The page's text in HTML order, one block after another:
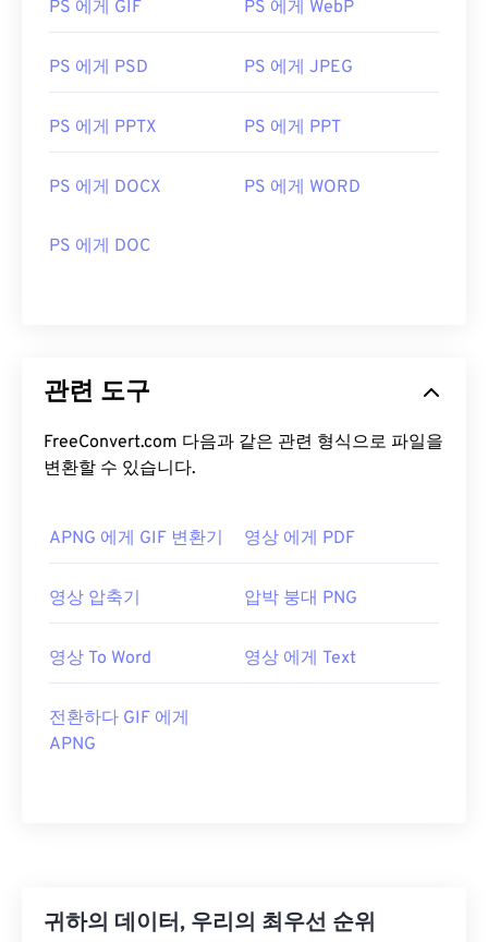
PS 에게 GIF PS 에게 WebP
PS 에게 PSD PS 에게 JPEG
PS 에게 PPTX PS 에게 PPT
PS 에게 DOCX PS 에게 WORD
PS 에게 DOC
관련 도구
FreeConvert.com 다음과 같은 관련 형식으로 파일을
변환할 수 있습니다.
APNG 에게 GIF 변환기 영상 에게 PDF
영상 압축기 압박 붕대 PNG
영상 To Word 영상 에게 Text
전환하다 GIF 에게
APNG
귀하의 데이터, 우리의 최우선 순위